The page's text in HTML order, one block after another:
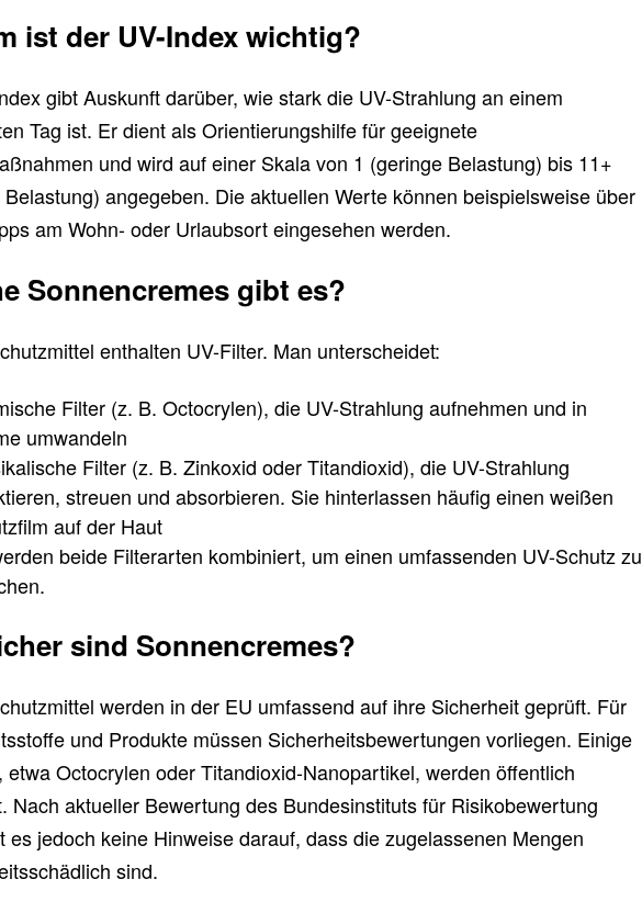
ist der UV-Index wichtig?
gibt Auskunft darüber, wie stark die UV-Strahlung an einem
Tag ist. Er dient als Orientierungshilfe für geeignete
und wird auf einer Skala von 1 (geringe Belastung) bis 11+
angegeben. Die aktuellen Werte können beispielsweise über
am Wohn- oder Urlaubsort eingesehen werden.
Sonnencremes gibt es?
enthalten UV-Filter. Man unterscheidet:
Filter(z. B. Octocrylen), die UV-Strahlung aufnehmen und in
umwandeln
Filter(z. B. Zinkoxid oder Titandioxid), die UV-Strahlung
streuen und absorbieren. Sie hinterlassen häufig einen weißen
auf der Haut
beide Filterarten kombiniert, um einen umfassenden UV-Schutz zu
sind Sonnencremes?
werden in der EU umfassend auf ihre Sicherheit geprüft. Für
und Produkte müssen Sicherheitsbewertungen vorliegen. Einige
etwa Octocrylen oder Titandioxid-Nanopartikel, werden öffentlich
Nach aktueller Bewertung des Bundesinstituts für Risikobewertung
es jedoch keine Hinweise darauf, dass die zugelassenen Mengen
sind.